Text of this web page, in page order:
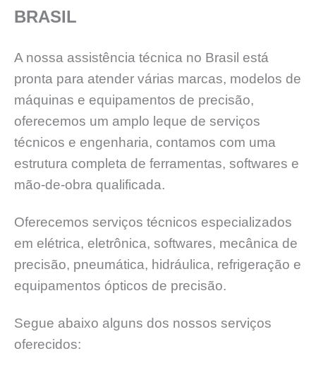
BRASIL
A nossa assistência técnica no Brasil está
pronta para atender várias marcas, modelos de
máquinas e equipamentos de precisão,
oferecemos um amplo leque de serviços
técnicos e engenharia, contamos com uma
estrutura completa de ferramentas, softwares e
mão-de-obra qualificada.
Oferecemos serviços técnicos especializados
em elétrica, eletrônica, softwares, mecânica de
precisão, pneumática, hidráulica, refrigeração e
equipamentos ópticos de precisão.
Segue abaixo alguns dos nossos serviços
oferecidos: